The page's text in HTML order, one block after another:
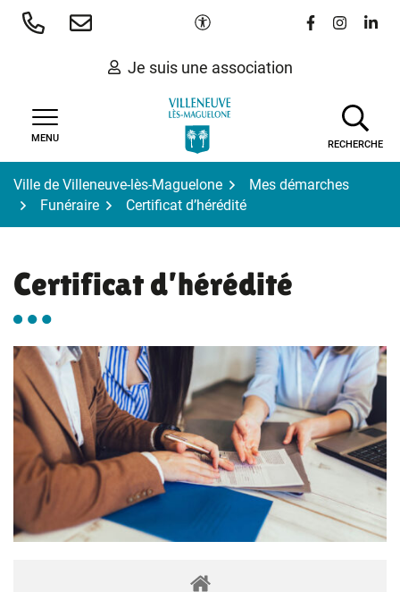
Aller
Paramètres d'accessibilité
Lien vers le
Lien vers
Lien
Je suis une association
MENU
RECHERCHE
Ville de Villeneuve-lès-Maguelone
Mes démarches
Funéraire
Certificat d’hérédité
Certificat d’hérédité